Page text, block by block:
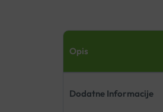
Opis
Dodatne Informacije